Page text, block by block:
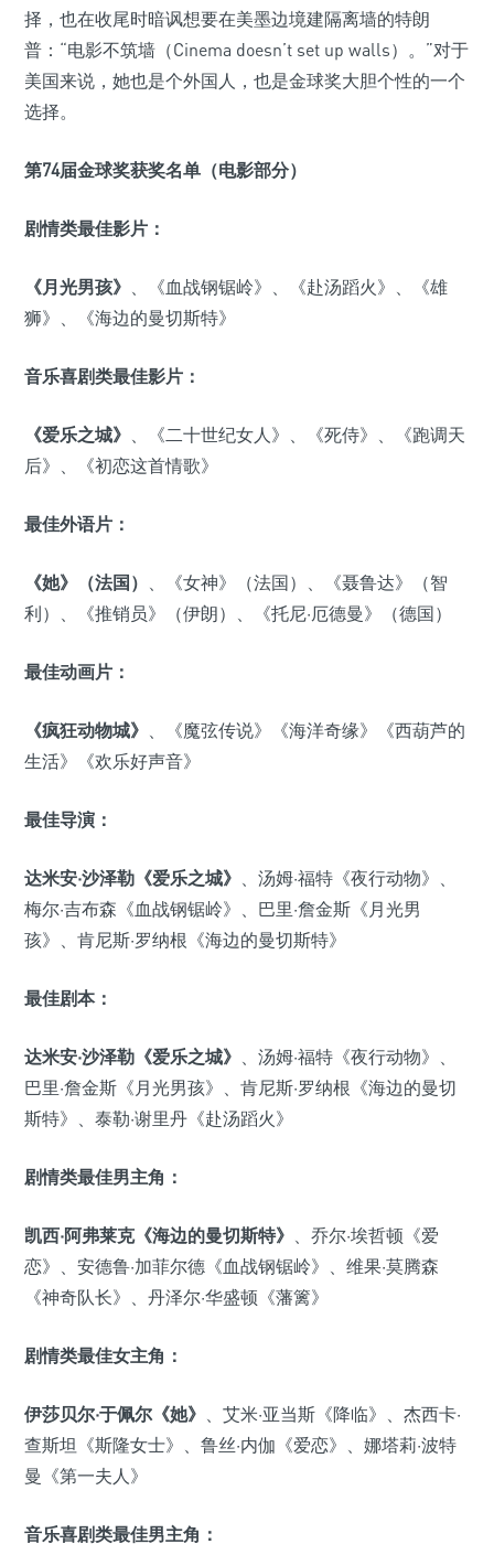
择，也在收尾时暗讽想要在美墨边境建隔离墙的特朗
普：“电影不筑墙（Cinema doesn’t set up walls）。”对于
美国来说，她也是个外国人，也是金球奖大胆个性的一个
选择。
第74届金球奖获奖名单（电影部分）
剧情类最佳影片：
《月光男孩》
、《血战钢锯岭》、《赴汤蹈火》、《雄
狮》、《海边的曼切斯特》
音乐喜剧类最佳影片：
《爱乐之城》
、《二十世纪女人》、《死侍》、《跑调天
后》、《初恋这首情歌》
最佳外语片：
《她》（法国）
、《女神》（法国）、《聂鲁达》（智
利）、《推销员》（伊朗）、《托尼·厄德曼》（德国）
最佳动画片：
《疯狂动物城》
、《魔弦传说》《海洋奇缘》《西葫芦的
生活》《欢乐好声音》
最佳导演：
达米安·沙泽勒《爱乐之城》
、汤姆·福特《夜行动物》、
梅尔·吉布森《血战钢锯岭》、巴里·詹金斯《月光男
孩》、肯尼斯·罗纳根《海边的曼切斯特》
最佳剧本：
达米安·沙泽勒《爱乐之城》
、汤姆·福特《夜行动物》、
巴里·詹金斯《月光男孩》、肯尼斯·罗纳根《海边的曼切
斯特》、泰勒·谢里丹《赴汤蹈火》
剧情类最佳男主角：
凯西·阿弗莱克《海边的曼切斯特》
、乔尔·埃哲顿《爱
恋》、安德鲁·加菲尔德《血战钢锯岭》、维果·莫腾森
《神奇队长》、丹泽尔·华盛顿《藩篱》
剧情类最佳女主角：
伊莎贝尔·于佩尔《她》
、艾米·亚当斯《降临》、杰西卡·
查斯坦《斯隆女士》、鲁丝·内伽《爱恋》、娜塔莉·波特
曼《第一夫人》
音乐喜剧类最佳男主角：